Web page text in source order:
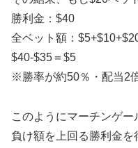
勝利金：$40
全ベット額：
$40-$35＝$5
※勝率が約50％・配当2
このようにマーチンゲー
負け額を上回る勝利金を